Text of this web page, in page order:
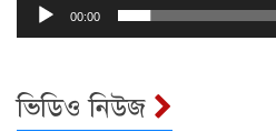
00:00
ভিডিও নিউজ